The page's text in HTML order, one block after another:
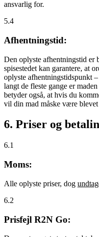
ansvarlig for.
5.4
Afhentningstid:
Den oplyste afhentningstid er
spisestedet kan garantere, at
oplyste afhentningstidspunkt
langt de fleste gange er
betyder også, at hvis du
vil din mad måske være
6. Priser og
6.1
Moms:
Alle oplyste priser, dog
6.2
Prisfejl R2N Go: